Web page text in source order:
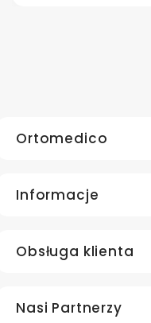
Ortomedico
Informacje
Obsługa klienta
Nasi Partnerzy